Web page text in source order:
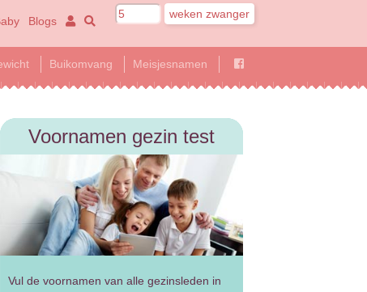
Blogs
Buikomvang Meisjesnamen
Voornamen gezin test
Vul de voornamen van alle gezinsleden in